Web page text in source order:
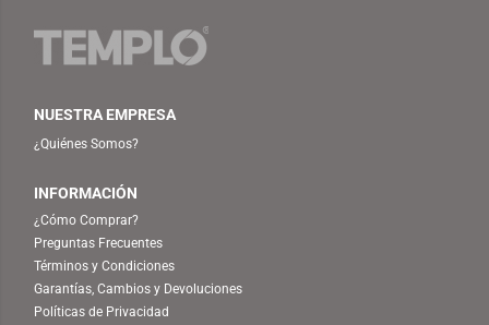
NUESTRA EMPRESA
¿Quiénes Somos?
INFORMACIÓN
¿Cómo Comprar?
Preguntas Frecuentes
Términos y Condiciones
Garantías, Cambios y Devoluciones
Políticas de Privacidad